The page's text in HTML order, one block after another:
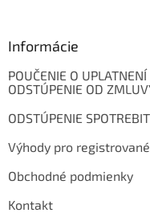
Informácie
POUČENIE O
ODSTÚPENIE OD
ODSTÚPENIE
Výhody pro
Obchodné podmienky
Kontakt